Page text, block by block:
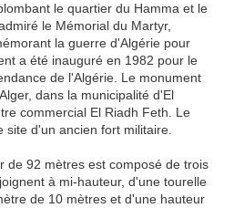
le quartier du Hamma et le
le Mémorial du Martyr,
la guerre d'Algérie pour
a été inauguré en 1982 pour le
de l'Algérie. Le monument
dans la municipalité d'El
commercial El Riadh Feth. Le
d'un ancien fort militaire.
de 92 mètres est composé de trois
à mi-hauteur, d'une tourelle
de 10 mètres et d'une hauteur